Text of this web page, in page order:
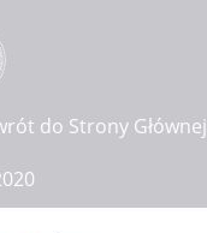
do Strony Głównej